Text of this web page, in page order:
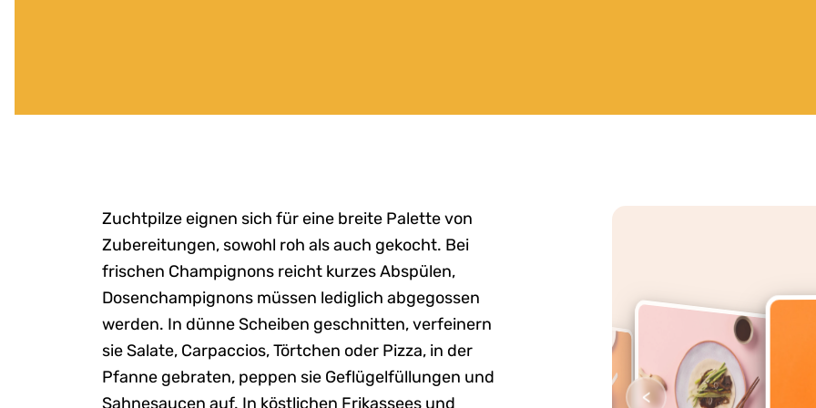
Zuchtpilze eignen sich für eine breite Palette von
Zubereitungen, sowohl roh als auch gekocht. Bei
frischen Champignons reicht kurzes Abspülen,
Dosenchampignons müssen lediglich abgegossen
werden. In dünne Scheiben geschnitten, verfeinern
sie Salate, Carpaccios, Törtchen oder Pizza, in der
Pfanne gebraten, peppen sie Geflügelfüllungen und
Sahnesaucen auf. In köstlichen Frikassees und
<